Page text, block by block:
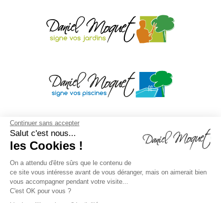
Continuer sans accepter
Salut c'est nous...
les Cookies !
On a attendu d'être sûrs que le contenu de
ce site vous intéresse avant de vous déranger, mais on aimerait bien
vous accompagner pendant votre visite...
C'est OK pour vous ?